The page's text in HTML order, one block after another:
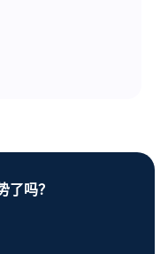
了吗？